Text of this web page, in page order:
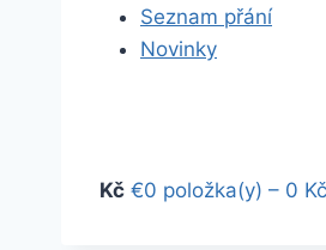
Seznam přání
Novinky
Kč €0 položka(y) – 0 Kč